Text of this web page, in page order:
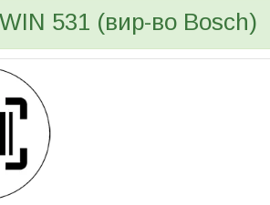
531 (вир-во Bosch)